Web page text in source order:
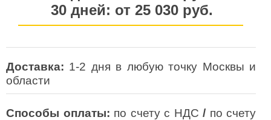
30 дней: от25 030 руб.
Доставка: 1-2 дня в любую точку Москвы и
области
Способы оплаты: по счету с НДС / по счету